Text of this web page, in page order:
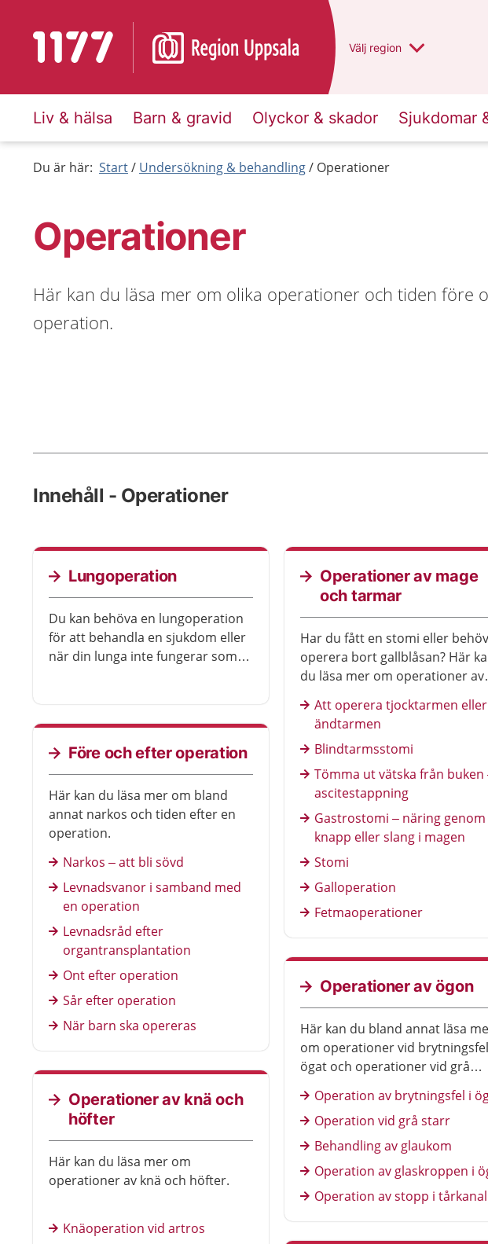
Till startsidan för 1177 Du har valt region
Välj en annan
region
Liv & hälsa Barn & gravid Olyckor & skador Sjukdomar
Du är här: Start Undersökning & behandling Operationer
Operationer
Här kan du läsa mer om olika operationer och tiden före
operation.
Innehåll - Operationer
Lungoperation
Du kan behöva en lungoperation
för att behandla en sjukdom eller
när din lunga inte fungerar som
Före och efter operation
Här kan du läsa mer om bland
annat narkos och tiden efter en
operation.
Narkos – att bli sövd
Levnadsvanor i samband med
en operation
Levnadsråd efter
organtransplantation
Ont efter operation
Sår efter operation
När barn ska opereras
Operationer av knä och
höfter
Här kan du läsa mer om
operationer av knä och höfter.
Knäoperation vid artros
Operationer av mage
och tarmar
Har du fått en stomi eller
operera bort gallblåsan? Här
du läsa mer om operationer av
Att operera tjocktarmen eller
ändtarmen
Blindtarmsstomi
Tömma ut vätska från buken
ascitestappning
Gastrostomi – näring genom
knapp eller slang i magen
Stomi
Galloperation
Fetmaoperationer
Operationer av ögon
Här kan du bland annat läsa
om operationer vid
ögat och operationer vid grå
Operation av brytningsfel i
Operation vid grå starr
Behandling av glaukom
Operation av glaskroppen i
Operation av stopp i